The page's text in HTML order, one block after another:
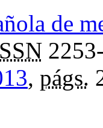
de
, págs.